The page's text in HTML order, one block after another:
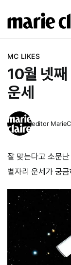
텐
MC LIKES
10월 넷째
운세
editor
잘 맞는다고 소문
별자리 운세가 궁